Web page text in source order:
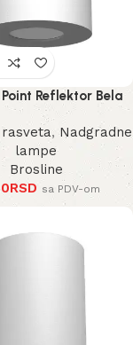
Point Reflektor Bela
100 mm
rasveta, Nadgradne
lampe
Brosline
RSD sa PDV-om